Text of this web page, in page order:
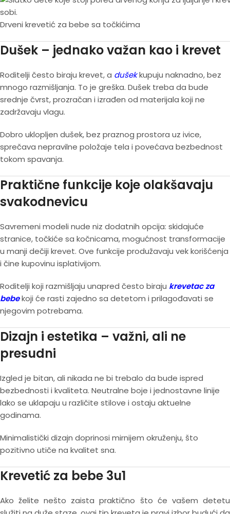
Drveni krevetić za bebe sa točkićima
Dušek – jednako važan kao i krevet
Roditelji često biraju krevet, a dušekkupuju naknadno, bez
mnogo razmišljanja. To je greška. Dušek treba da bude
srednje čvrst, prozračan i izrađen od materijala koji ne
zadržavaju vlagu.
Dobro uklopljen dušek, bez praznog prostora uz ivice,
sprečava nepravilne položaje tela i povećava bezbednost
tokom spavanja.
Praktične funkcije koje olakšavaju
svakodnevicu
Savremeni modeli nude niz dodatnih opcija: skidajuće
stranice, točkiće sa kočnicama, mogućnost transformacije
u manji dečiji krevet. Ove funkcije produžavaju vek korišćenja
i čine kupovinu isplativijom.
Roditelji koji razmišljaju unapred često biraju krevetac za
bebekoji će rasti zajedno sa detetom i prilagođavati se
njegovim potrebama.
Dizajn i estetika – važni, ali ne
presudni
Izgled je bitan, ali nikada ne bi trebalo da bude ispred
bezbednosti i kvaliteta. Neutralne boje i jednostavne linije
lako se uklapaju u različite stilove i ostaju aktuelne
godinama.
Minimalistički dizajn doprinosi mirnijem okruženju, što
pozitivno utiče na kvalitet sna.
Krevetić za bebe 3u1
Ako želite nešto zaista praktično što će vašem detetu